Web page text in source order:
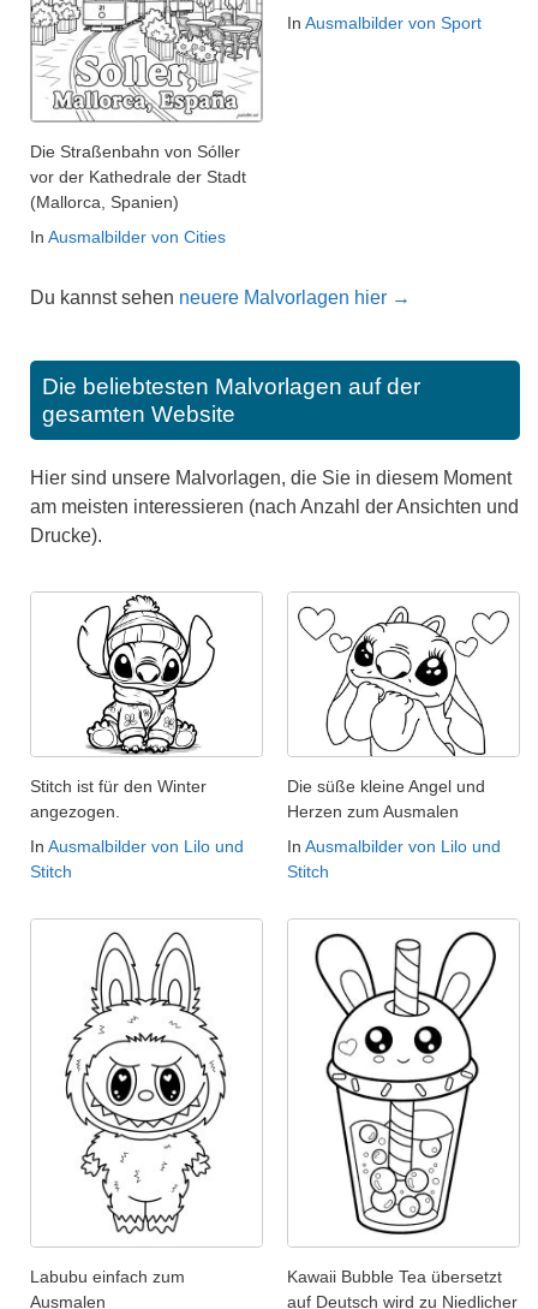
Die Straßenbahn von Sóller
vor der Kathedrale der Stadt
(Mallorca, Spanien)
In Ausmalbilder von Cities
In Ausmalbilder von Sport
Du kannst sehen neuere Malvorlagen hier →
Die beliebtesten Malvorlagen auf der
gesamten Website
Hier sind unsere Malvorlagen, die Sie in diesem Moment
am meisten interessieren (nach Anzahl der Ansichten und
Drucke).
Stitch ist für den Winter
angezogen.
In Ausmalbilder von Lilo und
Stitch
Die süße kleine Angel und
Herzen zum Ausmalen
In Ausmalbilder von Lilo und
Stitch
Labubu einfach zum
Ausmalen
Kawaii Bubble Tea übersetzt
auf Deutsch wird zu Niedlicher